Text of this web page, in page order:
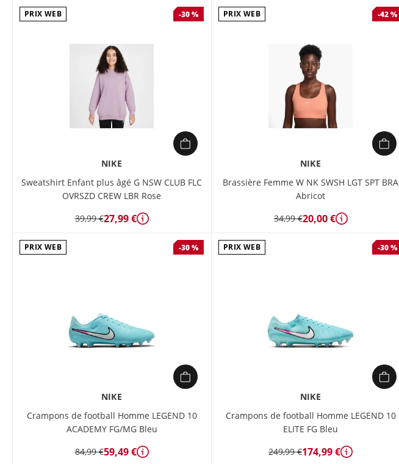
PRIX WEB -30 %
NIKE
Sweatshirt Enfant plus âgé G NSW CLUB FLC
OVRSZD CREW LBR Rose
39,99 €27,99 € Détails
PRIX WEB -42 %
NIKE
Brassière Femme W NK SWSH LGT SPT BRA
Abricot
34,99 €20,00 € Détails
PRIX WEB -30 %
NIKE
Crampons de football Homme LEGEND 10
ACADEMY FG/MG Bleu
84,99 €59,49 € Détails
PRIX WEB -30 %
NIKE
Crampons de football Homme LEGEND 10
ELITE FG Bleu
249,99 €174,99 € Détails